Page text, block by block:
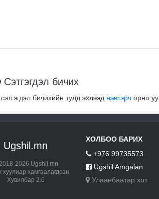
Сэтгэгдэл бичих
бичихийн тулд эхлээд нэвтэрч орно уу.
Ugshil.mn
2026 Ugshil.mn
хуулиар хамгаалагдсан.
Хувилбар 2.6
ХОЛБОО БАРИХ
+976 99735573
Ugshil Amgalan
Улаанбаатар хот